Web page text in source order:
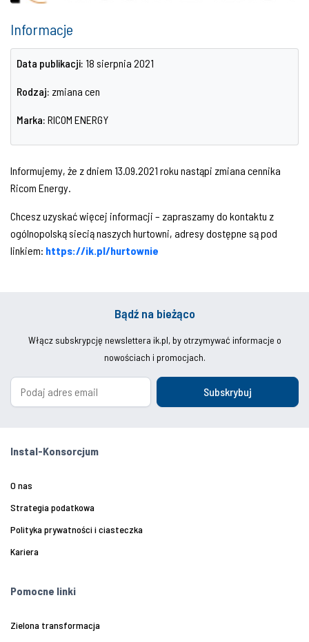
Informacje
Data publikacji: 18 sierpnia 2021
Rodzaj: zmiana cen
Marka: RICOM ENERGY
Informujemy, że z dniem 13.09.2021 roku nastąpi zmiana cennika
Ricom Energy.
Chcesz uzyskać więcej informacji – zapraszamy do kontaktu z
ogólnopolską siecią naszych hurtowni, adresy dostępne są pod
linkiem: https://ik.pl/hurtownie
Bądź na bieżąco
Włącz subskrypcję newslettera ik.pl, by otrzymywać informacje o
nowościach i promocjach.
Subskrybuj
Instal-Konsorcjum
O nas
Strategia podatkowa
Polityka prywatności i ciasteczka
Kariera
Pomocne linki
Zielona transformacja